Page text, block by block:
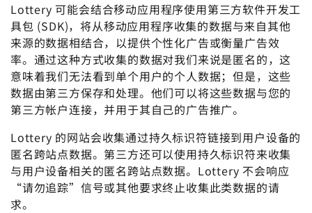
Lottery 可能会结合移动应用程序使用第三方软件开发工
具包 (SDK)，将从移动应用程序收集的数据与来自其他
来源的数据相结合，以提供个性化广告或衡量广告效
率。通过这种方式收集的数据对我们来说是匿名的，这
意味着我们无法看到单个用户的个人数据；但是，这些
数据由第三方保存和处理。他们可以将这些数据与您的
第三方帐户连接，并用于其自己的广告推广。
Lottery 的网站会收集通过持久标识符链接到用户设备的
匿名跨站点数据。第三方还可以使用持久标识符来收集
与用户设备相关的匿名跨站点数据。Lottery 不会响应
“请勿追踪”信号或其他要求终止收集此类数据的请
求。